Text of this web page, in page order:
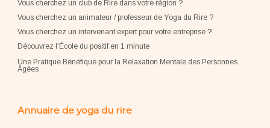
Vous cherchez un club de Rire dans votre région ?
Vous cherchez un animateur / professeur de Yoga du Rire ?
Vous cherchez un intervenant expert pour votre entreprise?
Découvrez l'École du positif en 1 minute
Une Pratique Bénéfique pour la Relaxation Mentale des Personnes
Âgées
Annuaire de yoga du rire